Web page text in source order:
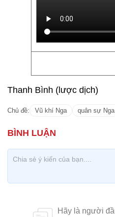
Thanh Bình (lược dịch)
Chủ đề: Vũ khí Nga quân sự Nga